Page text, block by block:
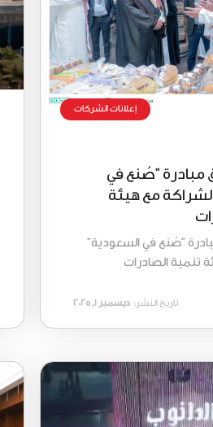
إعلانات الشركات
مبادرة "صُنع في
مع هيئة
"صُنع في السعودية"
تنمية الصادرات
تاريخ النشر: ديسمبر 1, 2025